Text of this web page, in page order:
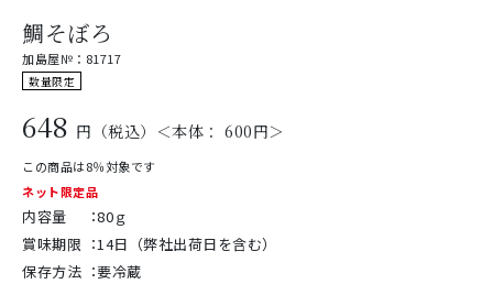
鯛そぼろ
加島屋№：81717
数量限定
648 円（税込）＜本体： 600円＞
この商品は8％対象です
ネット限定品
内容量 ：80ｇ
賞味期限 ：14日（弊社出荷日を含む）
保存方法 ：要冷蔵